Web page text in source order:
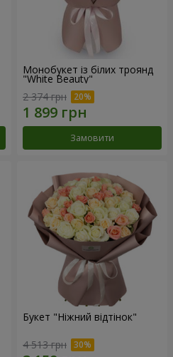
Монобукет із білих троянд
"White Beauty"
2 374 грн
Замовити
Букет "Ніжний відтінок"
4 513 грн